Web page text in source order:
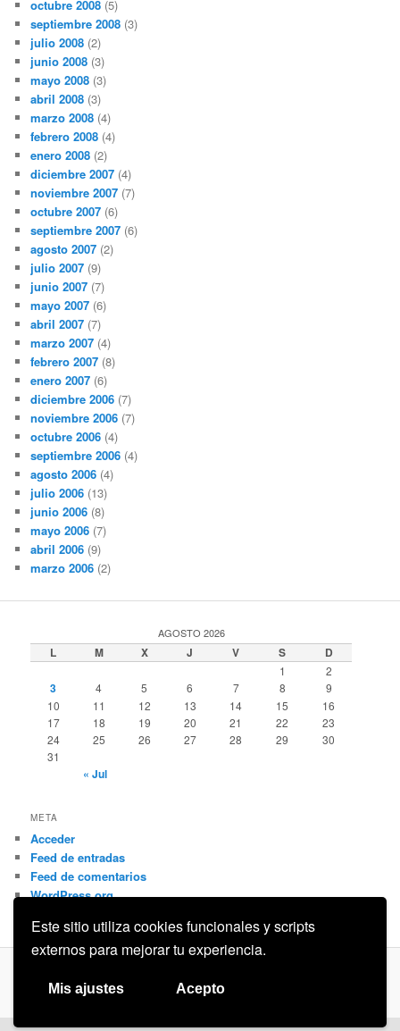
Este sitio utiliza cookies funcionales y scripts
externos para mejorar tu experiencia.
Mis ajustes Acepto
octubre 2008 (5)
septiembre 2008 (3)
julio 2008 (2)
junio 2008 (3)
mayo 2008 (3)
abril 2008 (3)
marzo 2008 (4)
febrero 2008 (4)
enero 2008 (2)
diciembre 2007 (4)
noviembre 2007 (7)
octubre 2007 (6)
septiembre 2007 (6)
agosto 2007 (2)
julio 2007 (9)
junio 2007 (7)
mayo 2007 (6)
abril 2007 (7)
marzo 2007 (4)
febrero 2007 (8)
enero 2007 (6)
diciembre 2006 (7)
noviembre 2006 (7)
octubre 2006 (4)
septiembre 2006 (4)
agosto 2006 (4)
julio 2006 (13)
junio 2006 (8)
mayo 2006 (7)
abril 2006 (9)
marzo 2006 (2)
AGOSTO 2026
L M X J V S D
1 2
3 4 5 6 7 8
9
10
11 12 13 14 15
16
17
18 19 20 21 22
23
24
25 26 27 28 29
30
31
« Jul
META
Acceder
Feed de entradas
Feed de comentarios
WordPress.org
Privacidad Funciona gracias a WordPress